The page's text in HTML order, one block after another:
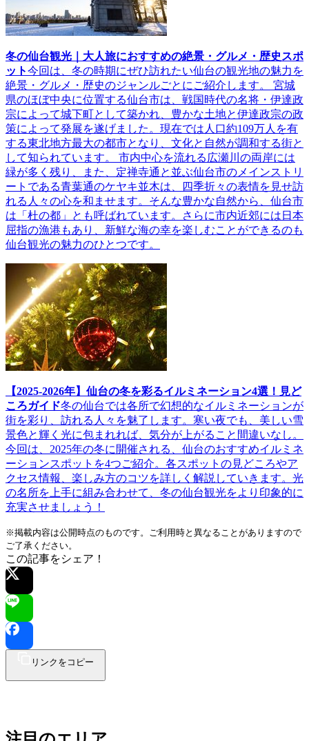
冬の仙台観光｜大人旅におすすめの絶景・グルメ・歴史スポ
ット今回は、冬の時期にぜひ訪れたい仙台の観光地の魅力を
絶景・グルメ・歴史のジャンルごとにご紹介します。 宮城
県のほぼ中央に位置する仙台市は、戦国時代の名将・伊達政
宗によって城下町として築かれ、豊かな土地と伊達政宗の政
策によって発展を遂げました。現在では人口約109万人を有
する東北地方最大の都市となり、文化と自然が調和する街と
して知られています。 市内中心を流れる広瀬川の両岸には
緑が多く残り、また、定禅寺通と並ぶ仙台市のメインストリ
ートである青葉通のケヤキ並木は、四季折々の表情を見せ訪
れる人々の心を和ませます。そんな豊かな自然から、仙台市
は「杜の都」とも呼ばれています。さらに市内近郊には日本
屈指の漁港もあり、新鮮な海の幸を楽しむことができるのも
仙台観光の魅力のひとつです。
【2025-2026年】仙台の冬を彩るイルミネーション4選！見ど
ころガイド冬の仙台では各所で幻想的なイルミネーションが
街を彩り、訪れる人々を魅了します。寒い夜でも、美しい雪
景色と輝く光に包まれれば、気分が上がること間違いなし。
今回は、2025年の冬に開催される、仙台のおすすめイルミネ
ーションスポットを4つご紹介。各スポットの見どころやア
クセス情報、楽しみ方のコツを詳しく解説していきます。光
の名所を上手に組み合わせて、冬の仙台観光をより印象的に
充実させましょう！
※掲載内容は公開時点のものです。ご利用時と異なることがありますので
ご了承ください。
この記事をシェア！
リンクをコピー